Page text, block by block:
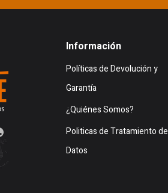
Información
Políticas de Devolución y
Garantía
¿Quiénes Somos?
Politicas de Tratamiento de
Datos